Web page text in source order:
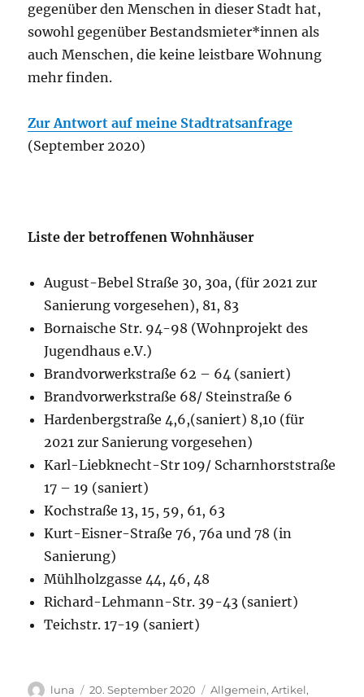
gegenüber den Menschen in dieser Stadt hat,
sowohl gegenüber Bestandsmieter*innen als
auch Menschen, die keine leistbare Wohnung
mehr finden.
Zur Antwort auf meine Stadtratsanfrage
(September 2020)
Liste der betroffenen Wohnhäuser
August-Bebel Straße 30, 30a, (für 2021 zur
Sanierung vorgesehen), 81, 83
Bornaische Str. 94-98 (Wohnprojekt des
Jugendhaus e.V.)
Brandvorwerkstraße 62 – 64 (saniert)
Brandvorwerkstraße 68/ Steinstraße 6
Hardenbergstraße 4,6,(saniert) 8,10 (für
2021 zur Sanierung vorgesehen)
Karl-Liebknecht-Str 109/ Scharnhorststraße
17 – 19 (saniert)
Kochstraße 13, 15, 59, 61, 63
Kurt-Eisner-Straße 76, 76a und 78 (in
Sanierung)
Mühlholzgasse 44, 46, 48
Richard-Lehmann-Str. 39-43 (saniert)
Teichstr. 17-19 (saniert)
Autor
luna
Veröffentlicht
20. September 2020 Kategorien
Allgemein,Artikel,